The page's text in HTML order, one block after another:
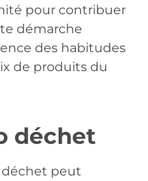
pour contribuer
démarche
des habitudes
de produits du
déchet
déchet peut